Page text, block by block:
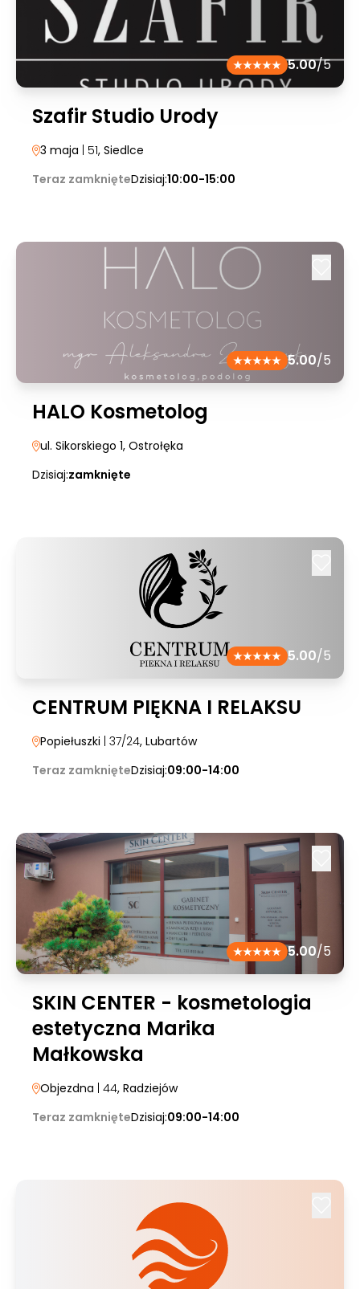
5.00/5
Szafir Studio Urody
3 maja | 51, Siedlce
Teraz zamknięteDzisiaj:10:00-15:00
5.00/5
HALO Kosmetolog
ul. Sikorskiego 1, Ostrołęka
Dzisiaj:zamknięte
5.00/5
CENTRUM PIĘKNA I RELAKSU
Popiełuszki | 37/24, Lubartów
Teraz zamknięteDzisiaj:09:00-14:00
5.00/5
SKIN CENTER - kosmetologia
estetyczna Marika
Małkowska
Objezdna | 44, Radziejów
Teraz zamknięteDzisiaj:09:00-14:00